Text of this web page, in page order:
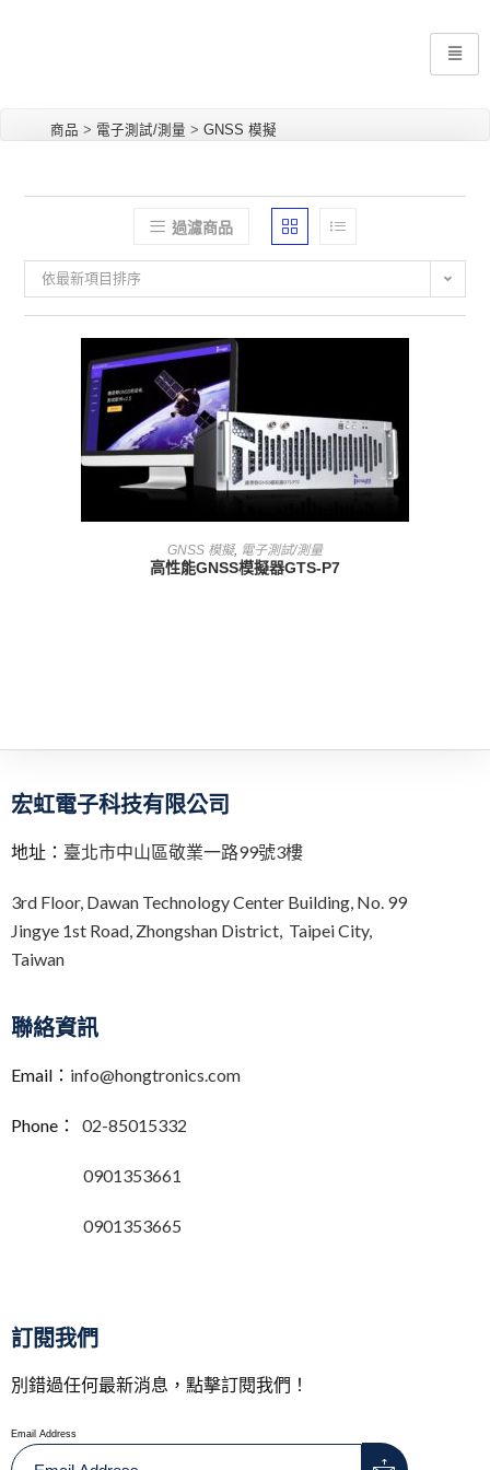
商品 > 電子測試/測量 > GNSS 模擬
過濾商品
依最新項目排序
查看內容
GNSS 模擬, 電子測試/測量
高性能GNSS模擬器GTS-P7
宏虹電子科技有限公司
地址： 臺北市中山區敬業一路99號3樓
3rd Floor, Dawan Technology Center Building, No. 99
Jingye 1st Road, Zhongshan District, Taipei City,
Taiwan
聯絡資訊
Email： info@hongtronics.com
Phone： 02-85015332
0901353661
0901353665
訂閱我們
別錯過任何最新消息，點擊訂閱我們！
Email Address